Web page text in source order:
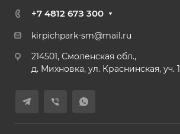
+7 4812 67З 300
kirpichpark-sm@mail.ru
214501, Смоленская обл.,
д. Михновка, ул. Краснинская, уч. 1